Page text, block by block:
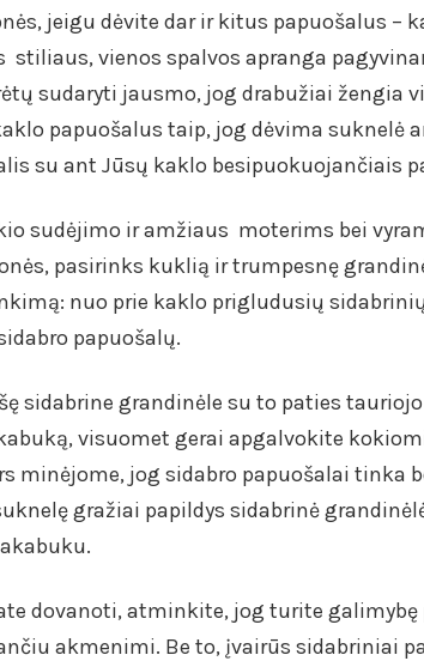
jeigu dėvite dar ir kitus papuošalus –
stiliaus, vienos spalvos apranga
sudaryti jausmo, jog drabužiai žengia
papuošalus taip, jog dėvima suknelė
su ant Jūsų kaklo besipuokuojančiais
sudėjimo ir amžiaus moterims bei
pasirinks kuklią ir trumpesnę
nuo prie kaklo prigludusių sidabrinių
papuošalų.
sidabrine grandinėle su to paties
visuomet gerai apgalvokite
minėjome, jog sidabro papuošalai tinka
gražiai papildys sidabrinė
dovanoti, atminkite, jog turite
akmenimi. Be to, įvairūs sidabriniai